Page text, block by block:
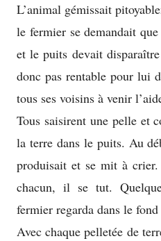
L’animal gémissait
le fermier se demandait
et le puits devait
donc pas rentable pour lui
tous ses voisins à venir
Tous saisirent une pelle et
la terre dans le puits. Au
produisait et se mit à
chacun, il se tut.
fermier regarda dans le
Avec chaque pelletée de